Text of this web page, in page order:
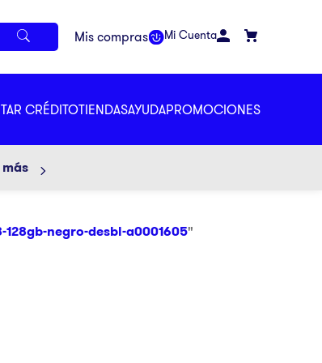
Mi Cuenta
CRÉDITOTIENDASAYUDAPROMOCIONES
más
negro-desbl-a0001605"